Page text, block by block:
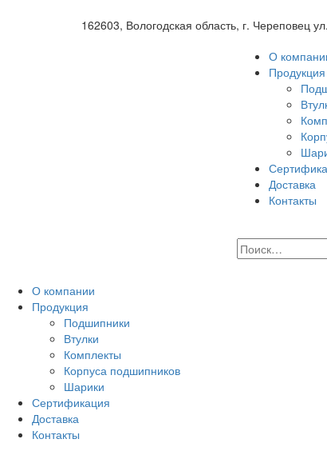
162603, Вологодская область, г. Череповец
О
Продукция
Доставка
Контакты
О компании
Продукция
Подшипники
Втулки
Комплекты
Корпуса подшипников
Шарики
Сертификация
Доставка
Контакты